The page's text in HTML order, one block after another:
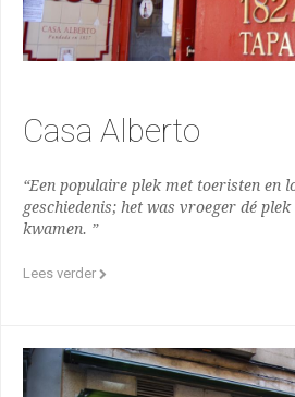
Casa Alberto
“Een populaire plek met toeristen en
geschiedenis; het was vroeger dé
kwamen. ”
Lees verder